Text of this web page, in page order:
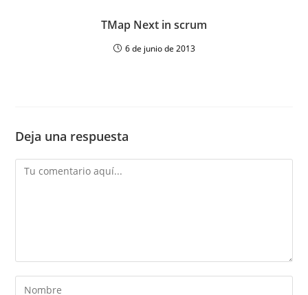
TMap Next in scrum
6 de junio de 2013
Deja una respuesta